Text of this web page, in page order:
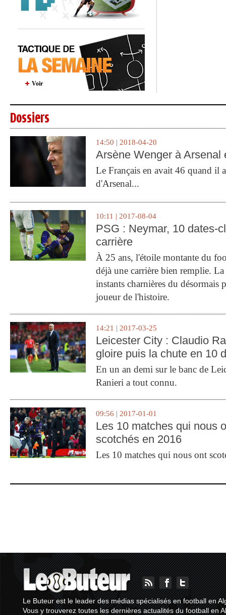
Voir
Dossiers
14:50 | 2018-04-20
Arsène Wenger à Arsenal
Le Français en avait 46 quand il
d'Arsenal...
10:11 | 2017-08-04
PSG : Neymar, 10 dates-
carrière
À 25 ans, l'étoile montante du
déjà une carrière bien remplie.
instants charnières du désormais
joueur de l'histoire.
14:21 | 2017-03-25
Leicester City : Claudio
gloire puis la chute en 10
En un an demi sur le banc de
Ranieri a tout connu.
09:56 | 2017-01-01
Les 10 matches qui nous
scotchés en 2016
Les 10 matches qui nous ont
Le Buteur est le leader des médias spécialisés en football en
Vous y trouverez toutes les dernières actualités du football en